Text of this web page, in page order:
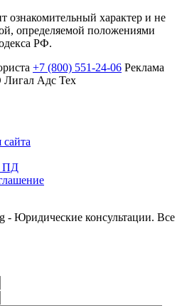
ознакомительный характер и не
определяемой положениями
РФ.
+7 (800) 551-24-06 Реклама
Адс Тех
ПД
- Юридические консультации. Все